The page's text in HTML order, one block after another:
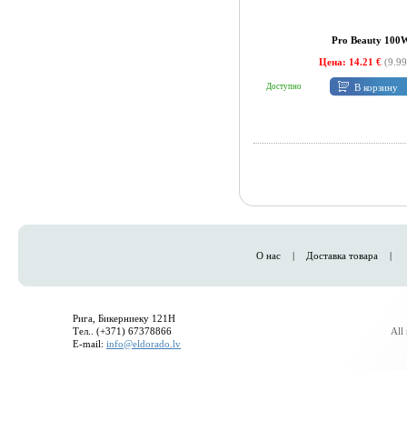
Pro Beauty
Цена: 14.21 €
Доступно В корзину
О нас | Доставка товара |
Рига, Бикерниеку 121H
Тел.. (+371) 67378866
E-mail: info@eldorado.lv
All